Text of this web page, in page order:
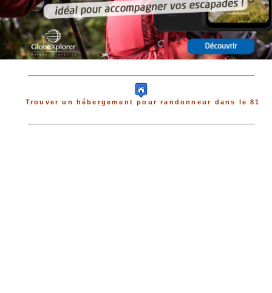
Trouver un hébergement pour randonneur dans le 81